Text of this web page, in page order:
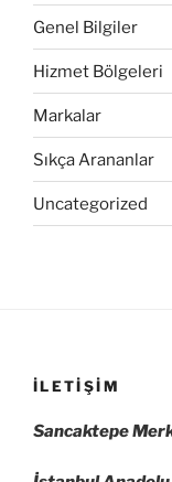
Genel Bilgiler
Hizmet Bölgeleri
Markalar
Sıkça Arananlar
Uncategorized
İLETIŞIM
Sancaktepe